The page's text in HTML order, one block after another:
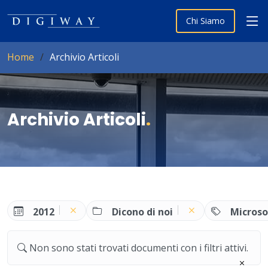
Chi Siamo
Home Archivio Articoli
Archivio Articoli.
2012 Dicono di noi
Non sono stati trovati documenti con i filtri attivi.